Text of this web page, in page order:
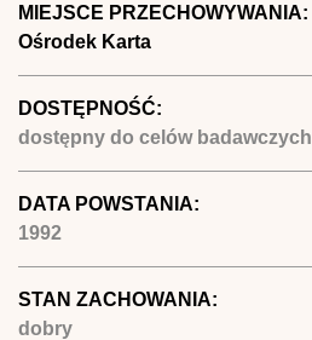
MIEJSCE PRZECHOWYWANIA:
Ośrodek Karta
DOSTĘPNOŚĆ:
dostępny do celów badawczych
DATA POWSTANIA:
1992
STAN ZACHOWANIA:
dobry